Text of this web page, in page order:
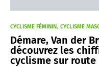
CYCLISME FÉMININ CYCLISME
Démare, Van der
découvrez les
cyclisme sur route